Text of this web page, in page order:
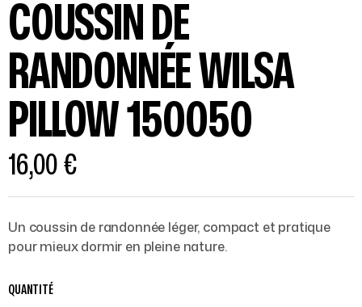
COUSSIN DE
RANDONNÉE WILSA
PILLOW 150050
16,00€
Un coussin de randonnée léger, compact et pratique
pour mieux dormir en pleine nature.
QUANTITÉ